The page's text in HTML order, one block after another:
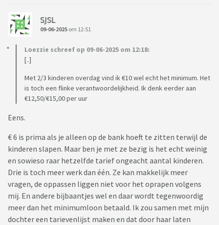
SJSL
09-06-2025 om 12:51
Loezzie schreef op 09-06-2025 om 12:18:
[..]
Met 2/3 kinderen overdag vind ik €10 wel echt het minimum. Het
is toch een flinke verantwoordelijkheid. Ik denk eerder aan
€12,50/€15,00 per uur
Eens.
€ 6 is prima als je alleen op de bank hoeft te zitten terwijl de
kinderen slapen. Maar ben je met ze bezig is het echt weinig
en sowieso raar hetzelfde tarief ongeacht aantal kinderen.
Drie is toch meer werk dan één. Ze kan makkelijk meer
vragen, de oppassen liggen niet voor het oprapen volgens
mij. En andere bijbaantjes wel en daar wordt tegenwoordig
meer dan het minimumloon betaald. Ik zou samen met mijn
dochter een tarievenlijst maken en dat door haar laten